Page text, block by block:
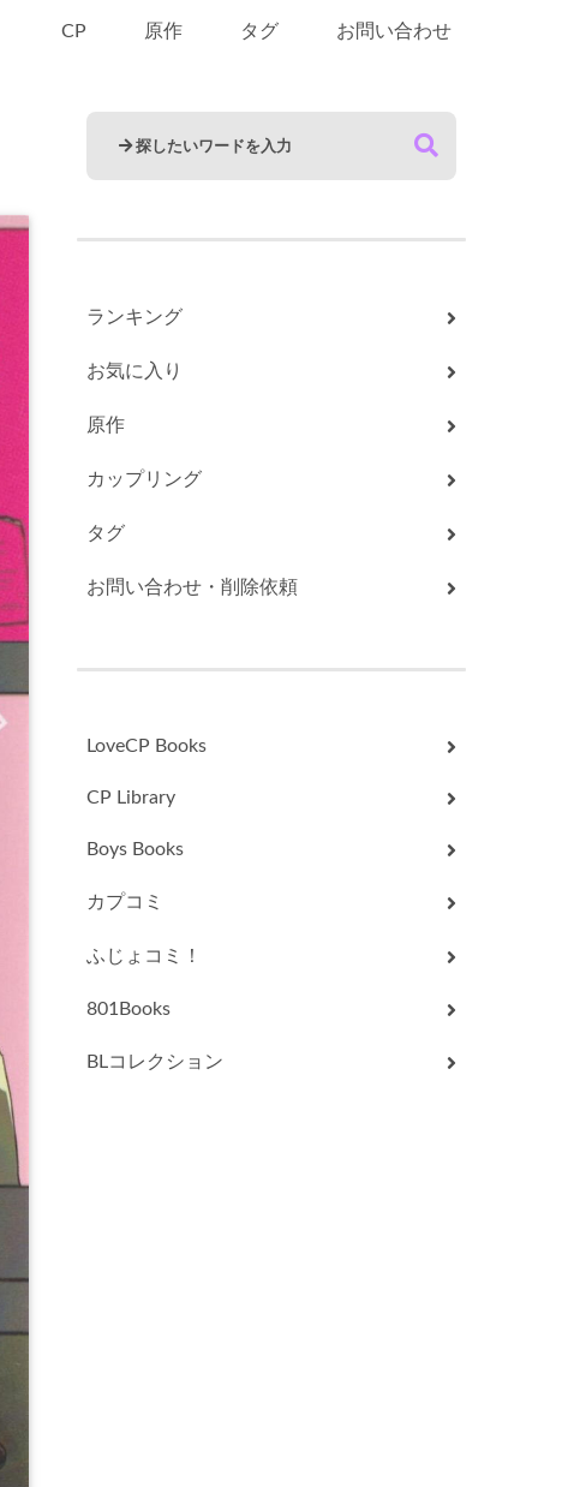
CP 原作 タグ お問い合わせ
ランキング
お気に入り
原作
カップリング
タグ
お問い合わせ・削除依頼
LoveCP Books
CP Library
Boys Books
カプコミ
ふじょコミ！
801Books
BLコレクション